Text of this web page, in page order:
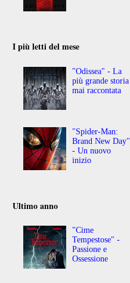
I più letti del mese
"Odissea" - La
più grande storia
mai raccontata
"Spider-Man:
Brand New Day"
- Un nuovo
inizio
Ultimo anno
"Cime
Tempestose" -
Passione e
Ossessione